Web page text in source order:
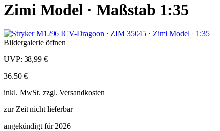
Zimi Model · Maßstab 1:35
Bildergalerie öffnen
UVP: 38,99 €
36,50 €
inkl. MwSt. zzgl. Versandkosten
zur Zeit nicht lieferbar
angekündigt für 2026